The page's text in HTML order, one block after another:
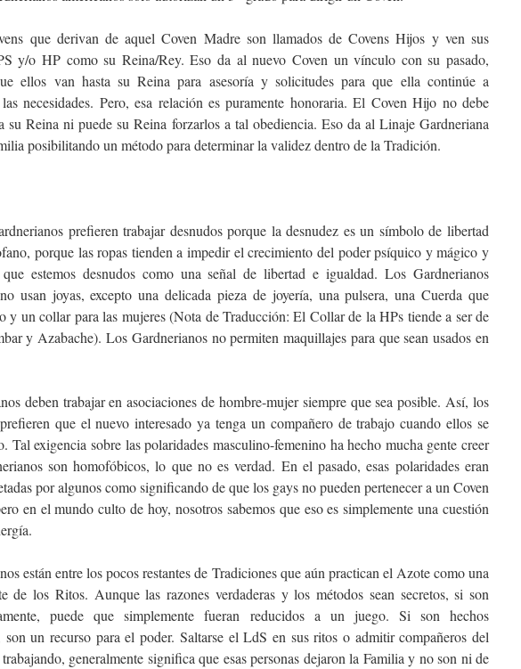
que derivan de aquel Coven Madre son llamados de Covens Hijos y ven sus
y/o HP como su Reina/Rey. Eso da al nuevo Coven un vínculo con su pasado,
ellos van hasta su Reina para asesoría y solicitudes para que ella continúe a
necesidades. Pero, esa relación es puramente honoraria. El Coven Hijo no debe
su Reina ni puede su Reina forzarlos a tal obediencia. Eso da al Linaje Gardneriana
posibilitando un método para determinar la validez dentro de la Tradición.
prefieren trabajar desnudos porque la desnudez es un símbolo de libertad
porque las ropas tienden a impedir el crecimiento del poder psíquico y mágico y
estemos desnudos como una señal de libertad e igualdad. Los Gardnerianos
usan joyas, excepto una delicada pieza de joyería, una pulsera, una Cuerda que
y un collar para las mujeres (Nota de Traducción: El Collar de la HPs tiende a ser de
y Azabache). Los Gardnerianos no permiten maquillajes para que sean usados en
deben trabajar en asociaciones de hombre-mujer siempre que sea posible. Así, los
que el nuevo interesado ya tenga un compañero de trabajo cuando ellos se
Tal exigencia sobre las polaridades masculino-femenino ha hecho mucha gente creer
son homofóbicos, lo que no es verdad. En el pasado, esas polaridades eran
por algunos como significando de que los gays no pueden pertenecer a un Coven
en el mundo culto de hoy, nosotros sabemos que eso es simplemente una cuestión
están entre los pocos restantes de Tradiciones que aún practican el Azote como una
de los Ritos. Aunque las razones verdaderas y los métodos sean secretos, si son
puede que simplemente fueran reducidos a un juego. Si son hechos
son un recurso para el poder. Saltarse el LdS en sus ritos o admitir compañeros del
generalmente significa que esas personas dejaron la Familia y no son ni de